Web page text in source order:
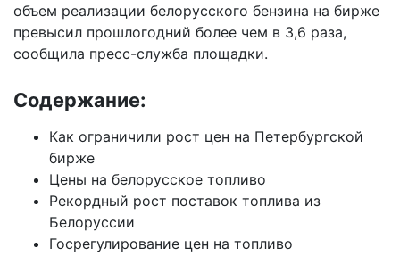
объем реализации белорусского бензина на бирже
превысил прошлогодний более чем в 3,6 раза,
сообщила пресс-служба площадки.
Содержание:
Как ограничили рост цен на Петербургской
бирже
Цены на белорусское топливо
Рекордный рост поставок топлива из
Белоруссии
Госрегулирование цен на топливо